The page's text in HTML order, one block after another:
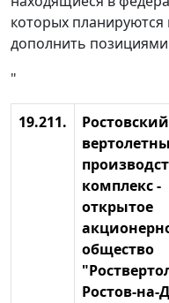
которых планируются
дополнить
"
19.211.
Ростовский
комплекс -
открытое
общество
Ростов-на-